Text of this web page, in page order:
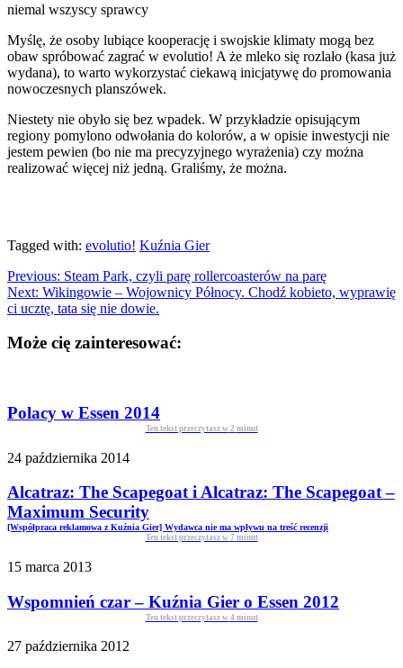
niemal wszyscy sprawcy
Myślę, że osoby lubiące kooperację i swojskie klimaty mogą bez
obaw spróbować zagrać w evolutio! A że mleko się rozlało (kasa już
wydana), to warto wykorzystać ciekawą inicjatywę do promowania
nowoczesnych planszówek.
Niestety nie obyło się bez wpadek. W przykładzie opisującym
regiony pomylono odwołania do kolorów, a w opisie inwestycji nie
jestem pewien (bo nie ma precyzyjnego wyrażenia) czy można
realizować więcej niż jedną. Graliśmy, że można.
Tagged with: evolutio! Kuźnia Gier
Previous: Steam Park, czyli parę rollercoasterów na parę
Next: Wikingowie – Wojownicy Północy. Chodź kobieto, wyprawię
ci ucztę, tata się nie dowie.
Może cię zainteresować:
Polacy w Essen 2014
Ten tekst przeczytasz w 2 minut
24 października 2014
Alcatraz: The Scapegoat i Alcatraz: The Scapegoat –
Maximum Security
[Współpraca reklamowa z Kuźnia Gier] Wydawca nie ma wpływu na treść recenzji
Ten tekst przeczytasz w 7 minut
15 marca 2013
Wspomnień czar – Kuźnia Gier o Essen 2012
Ten tekst przeczytasz w 4 minut
27 października 2012